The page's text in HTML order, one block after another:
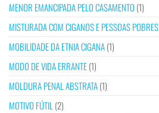
MENOR EMANCIPADA PELO CASAMENTO (1)
MISTURADA COM CIGANOS E PESSOAS POBRES
MOBILIDADE DA ETNIA CIGANA(1)
MODO DE VIDA ERRANTE(1)
MOLDURA PENAL ABSTRATA(1)
MOTIVO FÚTIL (2)